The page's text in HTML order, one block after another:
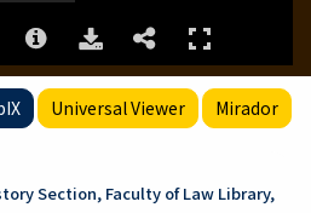
Universal Viewer Mirador
Section, Faculty of Law Library,